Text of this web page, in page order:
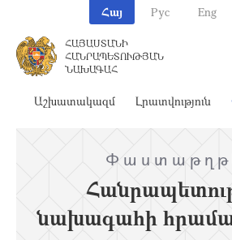
Հայ Рус Eng
ՀԱՅԱՍՏԱՆԻ
ՀԱՆՐԱՊԵՏՈՒԹՅԱՆ
ՆԱԽԱԳԱՀ
Աշխատակազմ Լրատվություն
նախագահի